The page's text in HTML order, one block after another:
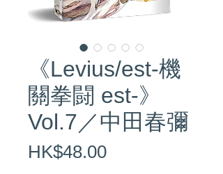
《Levius/est-機
關拳闘 est-》
Vol.7／中田春彌
HK$48.00價